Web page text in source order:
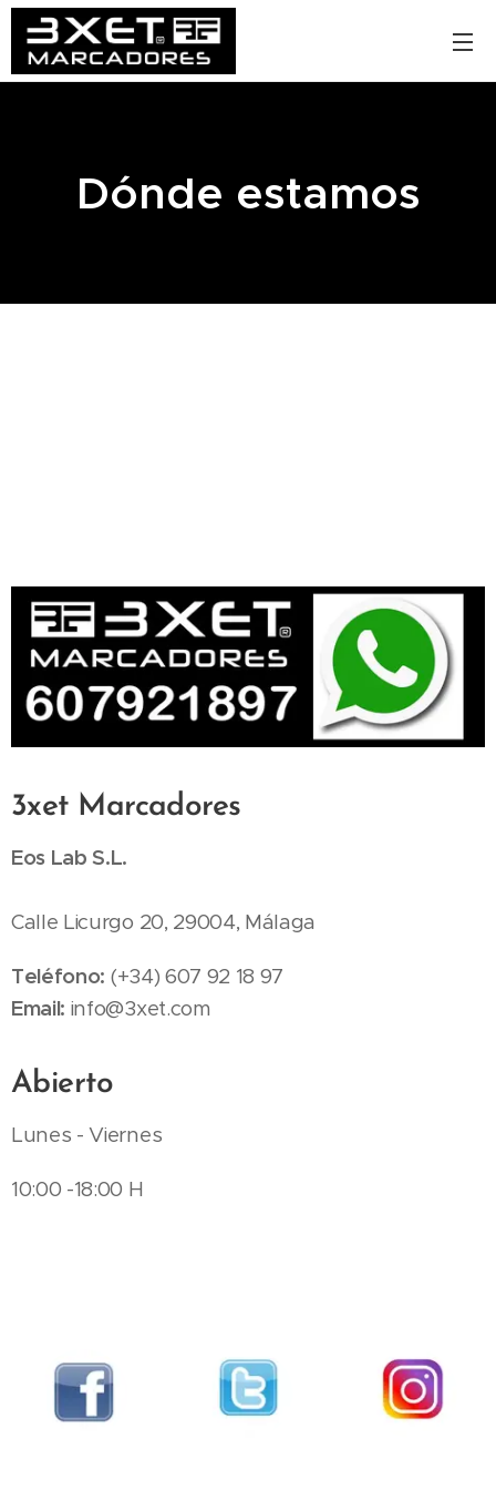
Dónde estamos
3xet Marcadores
Eos Lab S.L.
Calle Licurgo 20, 29004, Málaga
Teléfono: (+34) 607 92 18 97
Email: info@3xet.com
Abierto
Lunes - Viernes
10:00 -18:00 H